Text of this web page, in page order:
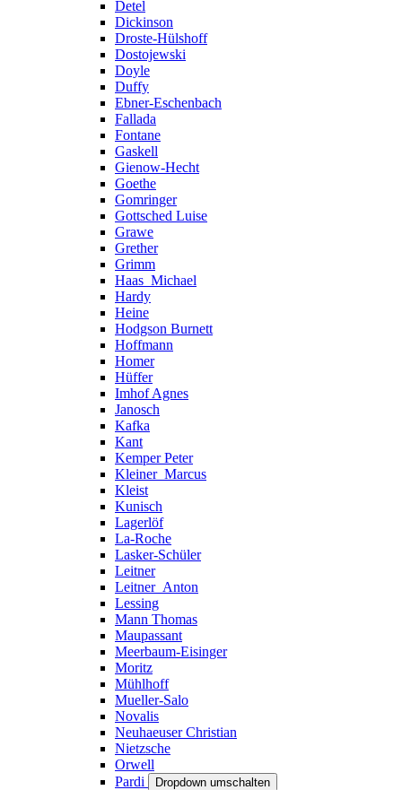
Detel
Dickinson
Droste-Hülshoff
Dostojewski
Doyle
Duffy
Ebner-Eschenbach
Fallada
Fontane
Gaskell
Gienow-Hecht
Goethe
Gomringer
Gottsched Luise
Grawe
Grether
Grimm
Haas_Michael
Hardy
Heine
Hodgson Burnett
Hoffmann
Homer
Hüffer
Imhof Agnes
Janosch
Kafka
Kant
Kemper Peter
Kleiner_Marcus
Kleist
Kunisch
Lagerlöf
La-Roche
Lasker-Schüler
Leitner
Leitner_Anton
Lessing
Mann Thomas
Maupassant
Meerbaum-Eisinger
Moritz
Mühlhoff
Mueller-Salo
Novalis
Neuhaeuser Christian
Nietzsche
Orwell
Pardi
Dropdown umschalten